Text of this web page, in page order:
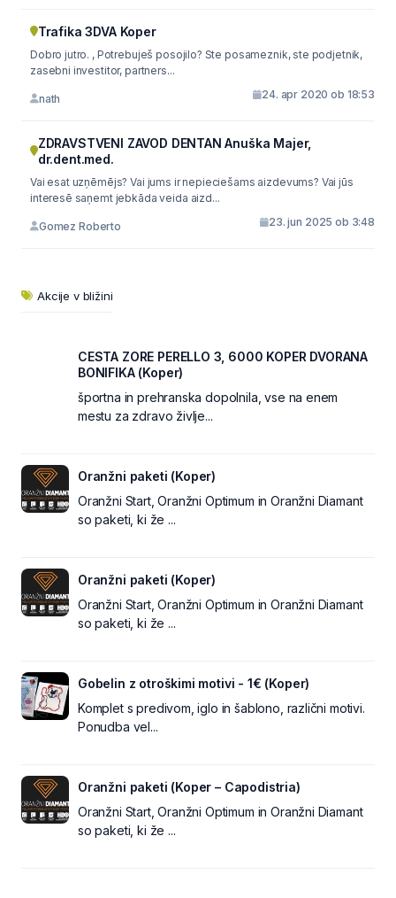
Trafika 3DVA Koper
Dobro jutro. , Potrebuješ posojilo? Ste posameznik, ste podjetnik,
zasebni investitor, partners...
nath 24. apr 2020 ob 18:53
ZDRAVSTVENI ZAVOD DENTAN Anuška Majer,
dr.dent.med.
Vai esat uzņēmējs? Vai jums ir nepieciešams aizdevums? Vai jūs
interesē saņemt jebkāda veida aizd...
Gomez Roberto 23. jun 2025 ob 3:48
Akcije v bližini
CESTA ZORE PERELLO 3, 6000 KOPER DVORANA
BONIFIKA (Koper)
športna in prehranska dopolnila, vse na enem
mestu za zdravo življe...
Oranžni paketi (Koper)
Oranžni Start, Oranžni Optimum in Oranžni Diamant
so paketi, ki že ...
Oranžni paketi (Koper)
Oranžni Start, Oranžni Optimum in Oranžni Diamant
so paketi, ki že ...
Gobelin z otroškimi motivi - 1€ (Koper)
Komplet s predivom, iglo in šablono, različni motivi.
Ponudba vel...
Oranžni paketi (Koper – Capodistria)
Oranžni Start, Oranžni Optimum in Oranžni Diamant
so paketi, ki že ...